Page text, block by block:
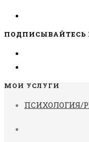
ПОДПИСЫВАЙТЕСЬ
МОИ УСЛУГИ
ПСИХОЛОГИЯ/